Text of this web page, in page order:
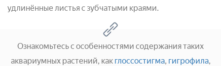
удлинённые листья с зубчатыми краями.
Ознакомьтесь с особенностями содержания таких
аквариумных растений, как глоссостигма, гигрофила,